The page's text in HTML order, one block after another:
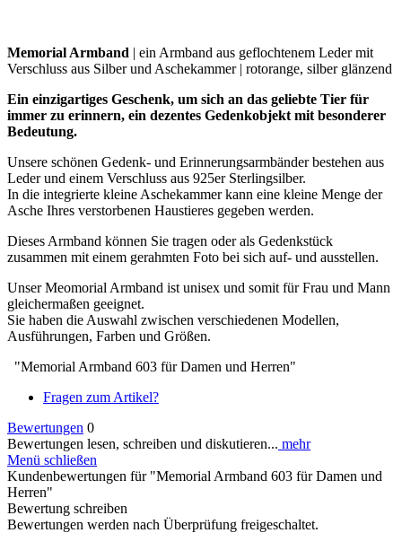
Memorial Armband | ein Armband aus geflochtenem Leder mit
Verschluss aus Silber und Aschekammer | rotorange, silber glänzend
Ein einzigartiges Geschenk, um sich an das geliebte Tier für
immer zu erinnern, ein dezentes Gedenkobjekt mit besonderer
Bedeutung.
Unsere schönen Gedenk- und Erinnerungsarmbänder bestehen aus
Leder und einem Verschluss aus 925er Sterlingsilber.
In die integrierte kleine Aschekammer kann eine kleine Menge der
Asche Ihres verstorbenen Haustieres gegeben werden.
Dieses Armband können Sie tragen oder als Gedenkstück
zusammen mit einem gerahmten Foto bei sich auf- und ausstellen.
Unser Meomorial Armband ist unisex und somit für Frau und Mann
gleichermaßen geeignet.
Sie haben die Auswahl zwischen verschiedenen Modellen,
Ausführungen, Farben und Größen.
"Memorial Armband 603 für Damen und Herren"
Fragen zum Artikel?
Bewertungen 0
Bewertungen lesen, schreiben und diskutieren... mehr
Menü schließen
Kundenbewertungen für "Memorial Armband 603 für Damen und
Herren"
Bewertung schreiben
Bewertungen werden nach Überprüfung freigeschaltet.